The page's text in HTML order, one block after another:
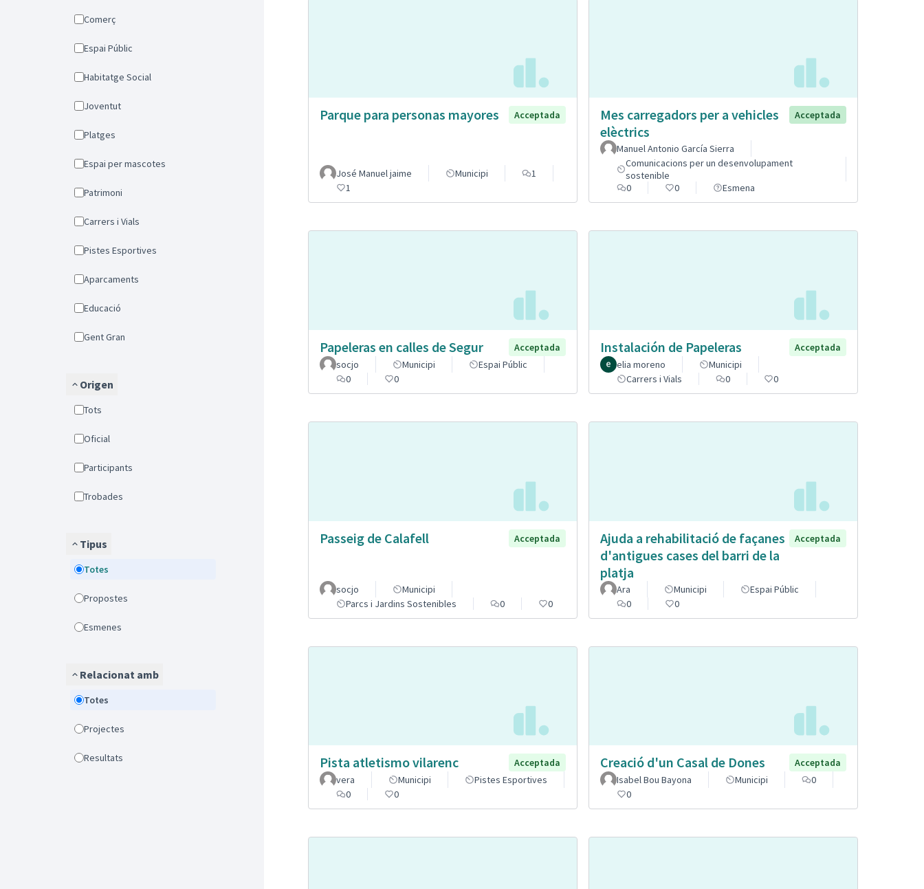
Comerç
Espai Públic
Habitatge Social
Joventut
Platges
Espai per mascotes
Patrimoni
Carrers i Vials
Pistes Esportives
Aparcaments
Educació
Gent Gran
Origen
Tots
Oficial
Participants
Trobades
Tipus
Totes
Propostes
Esmenes
Relacionat amb
Totes
Projectes
Resultats
Parque para personas mayores Acceptada
José Manuel jaime Municipi
1
1
Mes carregadors per a vehicles
elèctrics
Acceptada
Manuel Antonio García Sierra
Comunicacions per un desenvolupament
sostenible
0
0 Esmena
Papeleras en calles de Segur
Acceptada
socjo
Municipi
Espai Públic
0
0
Instalación de Papeleras
Acceptada
elia moreno
Municipi
Carrers i Vials
0 0
Passeig de Calafell Acceptada
socjo
Municipi
Parcs i Jardins Sostenibles
0 0
Ajuda a rehabilitació de façanes
d'antigues cases del barri de la
platja
Acceptada
Ara Municipi
Espai Públic
0
0
Pista atletismo vilarenc
Acceptada
vera
Municipi
Pistes Esportives
0
0
Creació d'un Casal de Dones
Acceptada
Isabel Bou Bayona
Municipi
0
0